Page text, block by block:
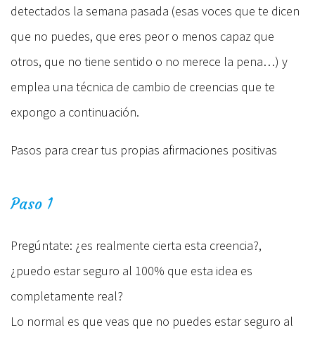
detectados la semana pasada (esas voces que te dicen
que no puedes, que eres peor o menos capaz que
otros, que no tiene sentido o no merece la pena…) y
emplea una técnica de cambio de creencias que te
expongo a continuación.
Pasos para crear tus propias afirmaciones positivas
Paso 1
Pregúntate: ¿es realmente cierta esta creencia?,
¿puedo estar seguro al 100% que esta idea es
completamente real?
Lo normal es que veas que no puedes estar seguro al